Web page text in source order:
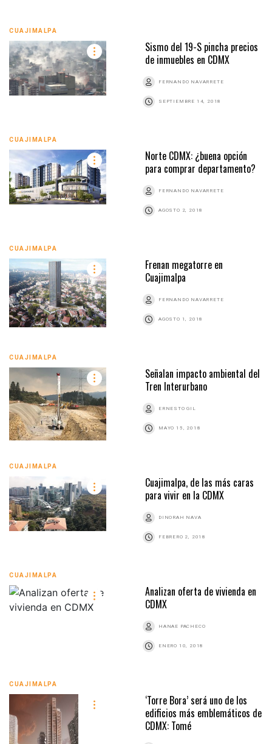
CUAJIMALPA
Sismo del 19-S pincha precios
de inmuebles en CDMX
FERNANDO NAVARRETE
SEPTIEMBRE 14, 2018
CUAJIMALPA
Norte CDMX: ¿buena opción
para comprar departamento?
FERNANDO NAVARRETE
AGOSTO 2, 2018
CUAJIMALPA
Frenan megatorre en
Cuajimalpa
FERNANDO NAVARRETE
AGOSTO 1, 2018
CUAJIMALPA
Señalan impacto ambiental del
Tren Interurbano
ERNESTO GIL
MAYO 15, 2018
CUAJIMALPA
Cuajimalpa, de las más caras
para vivir en la CDMX
DINORAH NAVA
FEBRERO 2, 2018
CUAJIMALPA
Analizan oferta de vivienda en
CDMX
HANAE PACHECO
ENERO 10, 2018
CUAJIMALPA
‘Torre Bora’ será uno de los
edificios más emblemáticos de
CDMX: Tomé